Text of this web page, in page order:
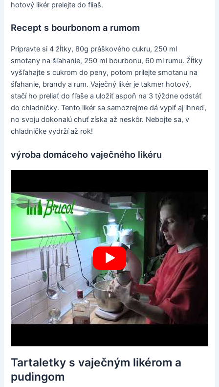
hotový likér prelejte do fliaš.
Recept s bourbonom a rumom
Pripravte si 4 žĺtky, 80g práškového cukru, 250 ml
smotany na šľahanie, 250 ml bourbonu, 60 ml rumu. Žĺtky
vyšľahajte s cukrom do peny, potom prilejte smotanu na
šľahanie, brandy a rum. Vaječný likér je takmer hotový,
stačí ho preliať do fľaše a uložiť aspoň na 3 týždne odstáť
do chladničky. Tento likér sa samozrejme dá vypiť aj ihneď,
no svoju dokonalú chuť získa až neskôr. Nebojte sa, v
chladničke vydrží až rok!
výroba domáceho vaječného likéru
Tartaletky s vaječným likérom a
pudingom